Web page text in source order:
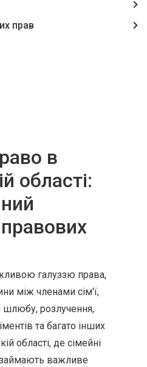
прав
в
області:
галуззю права,
між членами сім'ї,
розлучення,
та багато інших
області, де сімейні
займають важливе